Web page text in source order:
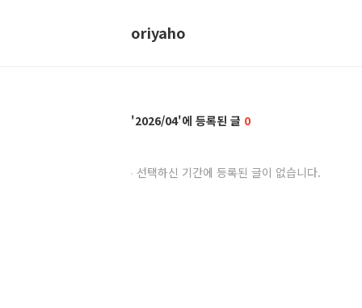
oriyaho
2026/04 0
선택하신 기간에 등록된 글이 없습니다.